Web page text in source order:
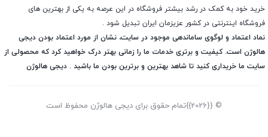
خرید خود به کمک در رشد بیشتر فروشگاه در این عرصه به یکی از بهترین های
فروشگاه اینترنتی در کشور عزیزمان ایران تبدیل شود .
نماد اعتماد و لوگوی ساماندهی موجود در سایت، نشان از مورد اعتماد بودن دیجی
هالوژن است. کیفیت و برتری خدمات ما را زمانی بهتر درک خواهید کرد که محصولی از
سایت ما خریداری کنید تا شاهد بهترین و برترین بودن ما باشید . دیجی هالوژن
© {{2026}}تمام حقوق برای دیجی هالوژن محفوظ است